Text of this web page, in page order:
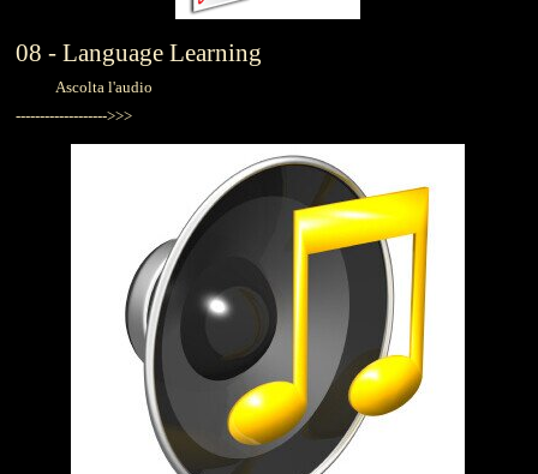
08 - Language Learning
Ascolta l'audio
------------------->>>